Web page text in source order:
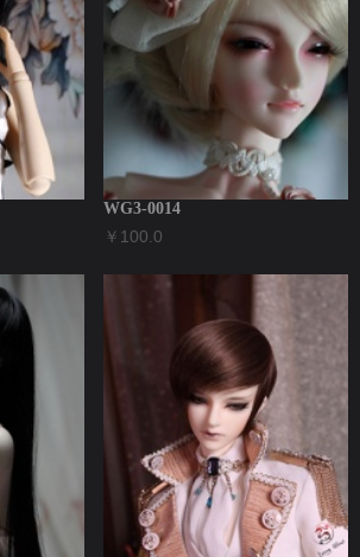
WG3-0014
￥100.0